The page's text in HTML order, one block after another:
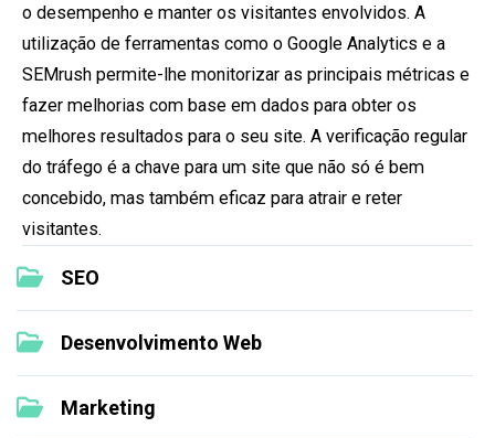
SEO
Desenvolvimento Web
Marketing
o desempenho e manter os visitantes envolvidos. A
utilização de ferramentas como o Google Analytics e a
SEMrush permite-lhe monitorizar as principais métricas e
fazer melhorias com base em dados para obter os
melhores resultados para o seu site. A verificação regular
do tráfego é a chave para um site que não só é bem
concebido, mas também eficaz para atrair e reter
visitantes.